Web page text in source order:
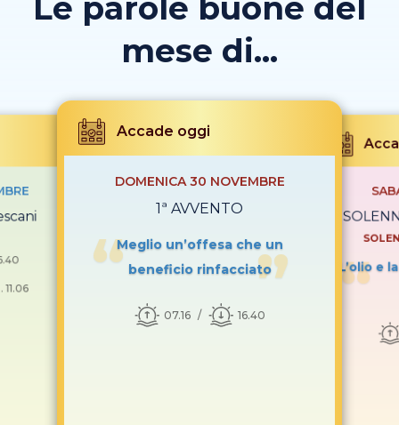
Le parole buone del
mese di...
Accade oggi
DOMENICA 30 NOVEMBRE
1ª AVVENTO
Meglio un’offesa che un
beneficio rinfacciato
07.16 16.40
L’olio e